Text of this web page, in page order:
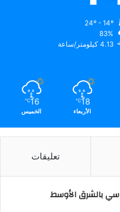
83%
4.13 كيلومتر/ساعة
18
℃
الأربعاء
16
℃
الخميس
تعليقات
بالشرق الأوسط